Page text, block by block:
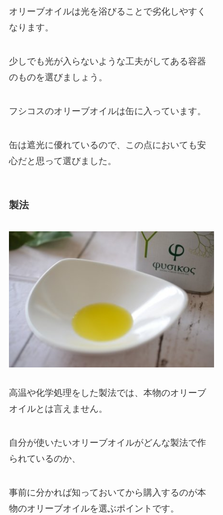
オリーブオイルは光を浴びることで劣化しやすく
なります。
少しでも光が入らないような工夫がしてある容器
のものを選びましょう。
フシコスのオリーブオイルは缶に入っています。
缶は遮光に優れているので、この点においても安
心だと思って選びました。
製法
高温や化学処理をした製法では、本物のオリーブ
オイルとは言えません。
自分が使いたいオリーブオイルがどんな製法で作
られているのか、
事前に分かれば知っておいてから購入するのが本
物のオリーブオイルを選ぶポイントです。